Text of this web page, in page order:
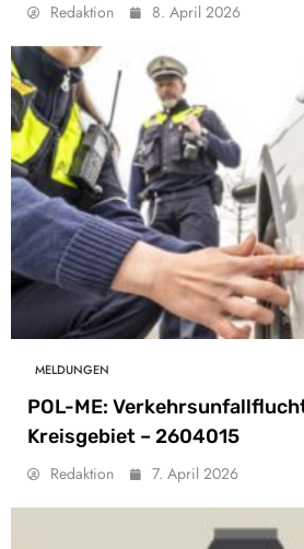
Redaktion 8. April 2026
MELDUNGEN
POL-ME:
Kreisgebiet – 2604015
Redaktion 7. April 2026